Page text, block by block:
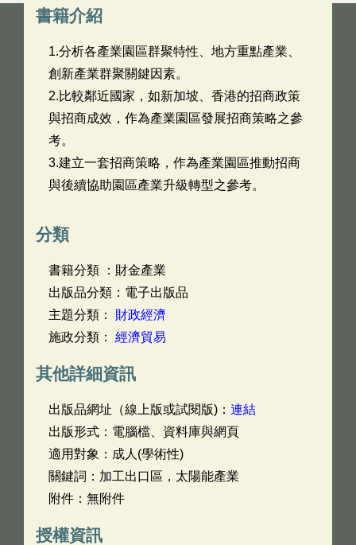
書籍介紹
1.分析各產業園區群聚特性、地方重點產業、
創新產業群聚關鍵因素。
2.比較鄰近國家，如新加坡、香港的招商政策
與招商成效，作為產業園區發展招商策略之參
考。
3.建立一套招商策略，作為產業園區推動招商
與後續協助園區產業升級轉型之參考。
分類
書籍分類 ：財金產業
出版品分類：電子出版品
主題分類： 財政經濟
施政分類： 經濟貿易
其他詳細資訊
出版品網址（線上版或試閱版)： 連結
出版形式：電腦檔、資料庫與網頁
適用對象：成人(學術性)
關鍵詞：加工出口區，太陽能產業
附件：無附件
授權資訊